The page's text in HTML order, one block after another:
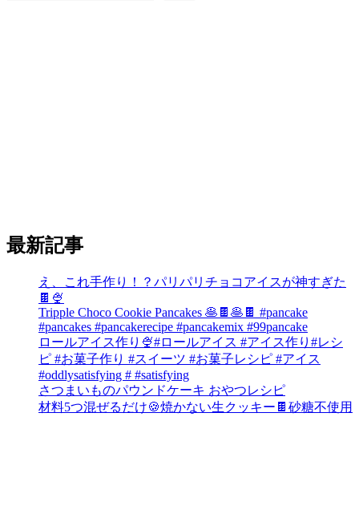
最新記事
え、これ手作り！？パリパリチョコアイスが神すぎた
🍫🍨
Tripple Choco Cookie Pancakes 🥞🍫🥞🍫 #pancake
#pancakes #pancakerecipe #pancakemix #99pancake
ロールアイス作り🍨#ロールアイス #アイス作り#レシ
ピ #お菓子作り #スイーツ #お菓子レシピ #アイス
#oddlysatisfying # #satisfying⁠
さつまいものパウンドケーキ おやつレシピ
材料5つ混ぜるだけ🍪焼かない生クッキー🍫砂糖不使用